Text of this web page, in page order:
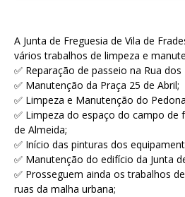
A Junta de Freguesia de Vila de
vários trabalhos de limpeza e
✅ Reparação de passeio na Rua
✅ Manutenção da Praça 25 de Abril;
✅ Limpeza e Manutenção do
✅ Limpeza do espaço do campo de
de Almeida;
✅ Início das pinturas dos
✅ Manutenção do edifício da Junta
✅ Prosseguem ainda os trabalhos
ruas da malha urbana;